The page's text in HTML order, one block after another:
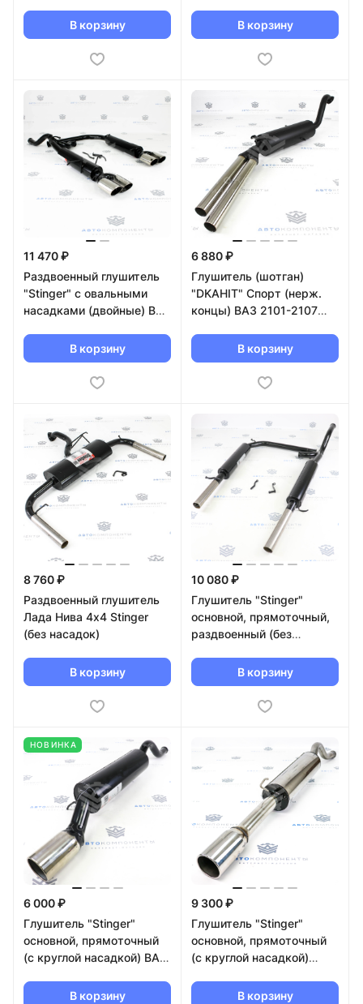
В корзину
насадками) ВАЗ 2110
В корзину
11 470 ₽
Раздвоенный глушитель
"Stinger" с овальными
насадками (двойные) ВАЗ
В корзину
6 880 ₽
Глушитель (шотган)
"DKAHIT" Спорт (нерж.
концы) ВАЗ 2101-2107
В корзину
8 760 ₽
Раздвоенный глушитель
Лада Нива 4х4 Stinger
(без насадок)
В корзину
10 080 ₽
Глушитель "Stinger"
основной, прямоточный,
раздвоенный (без
В корзину
НОВИНКА
6 000 ₽
Глушитель "Stinger"
основной, прямоточный
(с круглой насадкой) ВАЗ
В корзину
9 300 ₽
Глушитель "Stinger"
основной, прямоточный
(с круглой насадкой)
(нерж. сталь)
В корзину